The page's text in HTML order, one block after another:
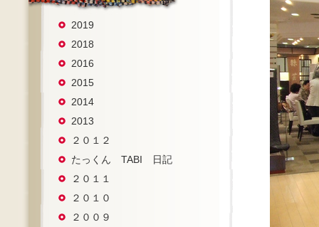
2019
2018
2016
2015
2014
2013
２０１２
たっくん TABI 日記
２０１１
２０１０
２００９